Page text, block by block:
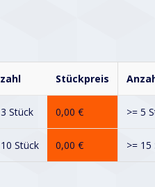
Stückpreis
Stück 0,00 € >= 5
Stück 0,00 € >= 15